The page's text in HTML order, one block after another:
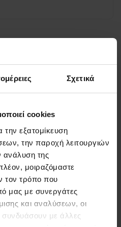
Σχετικά
cookies
την εξατομίκευση
την παροχή λειτουργιών
ανάλυση της
μοιραζόμαστε
τον τρόπο που
μας με συνεργάτες
και αναλύσεων, οι
συνδυάσουν με άλλες
βοήθεια;
μαζί μας